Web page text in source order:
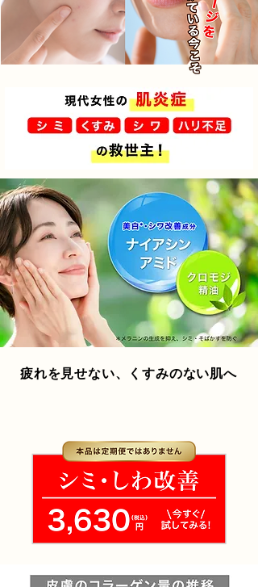
疲れを見せない、くすみのない肌へ